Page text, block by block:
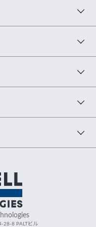
28-8 PALTビル